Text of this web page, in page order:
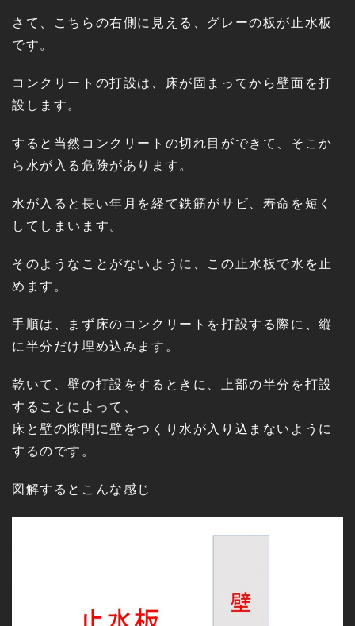
さて、こちらの右側に見える、グレーの板が止水板
です。
コンクリートの打設は、床が固まってから壁面を打
設します。
すると当然コンクリートの切れ目ができて、そこか
ら水が入る危険があります。
水が入ると長い年月を経て鉄筋がサビ、寿命を短く
してしまいます。
そのようなことがないように、この止水板で水を止
めます。
手順は、まず床のコンクリートを打設する際に、縦
に半分だけ埋め込みます。
乾いて、壁の打設をするときに、上部の半分を打設
することによって、
床と壁の隙間に壁をつくり水が入り込まないように
するのです。
図解するとこんな感じ